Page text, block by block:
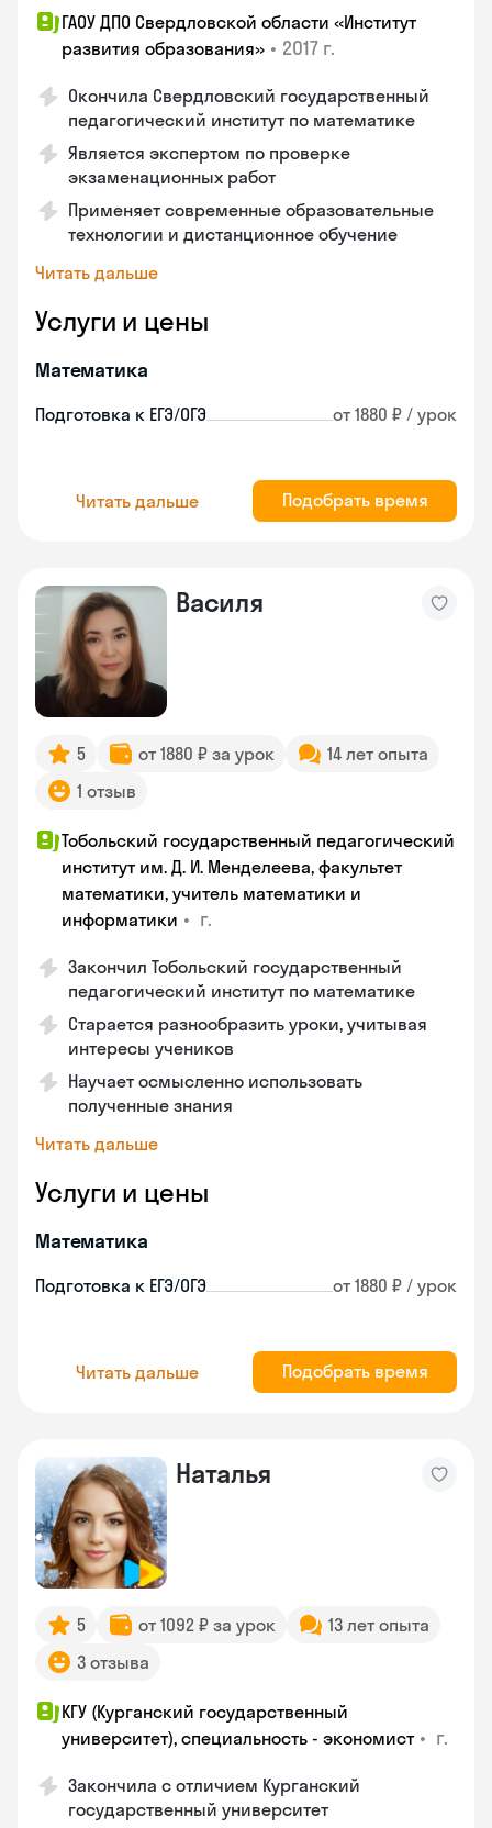
ГАОУ ДПО Свердловской области «Институт
развития образования» • 2017 г.
Окончила Свердловский государственный
педагогический институт по математике
Является экспертом по проверке
экзаменационных работ
Применяет современные образовательные
технологии и дистанционное обучение
Читать дальше
Услуги и цены
Математика
Подготовка к ЕГЭ/ОГЭ от 1880 ₽ / урок
Читать дальше Подобрать время
Василя
5 от 1880 ₽ за урок
14 лет опыта
1 отзыв
Тобольский государственный педагогический
институт им. Д. И. Менделеева, факультет
математики, учитель математики и
информатики • г.
Закончил Тобольский государственный
педагогический институт по математике
Старается разнообразить уроки, учитывая
интересы учеников
Научает осмысленно использовать
полученные знания
Читать дальше
Услуги и цены
Математика
Подготовка к ЕГЭ/ОГЭ от 1880 ₽ / урок
Читать дальше Подобрать время
Наталья
5 от 1092 ₽ за урок
13 лет опыта
3 отзыва
КГУ (Курганский государственный
университет), специальность - экономист • г.
Закончила с отличием Курганский
государственный университет